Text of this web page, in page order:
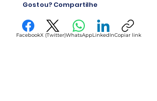
condomínio
Gostou? Compartilhe
FacebookX (Twitter)WhatsAppLinkedInCopiar link